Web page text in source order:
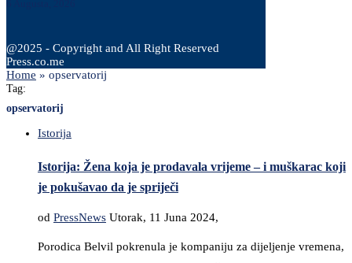
@2025 - Copyright and All Right Reserved
Press.co.me
Home » opservatorij
Tag:
opservatorij
Istorija
Istorija: Žena koja je prodavala vrijeme – i muškarac koji
je pokušavao da je spriječi
od PressNews Utorak, 11 Juna 2024,
Porodica Belvil pokrenula je kompaniju za dijeljenje vremena,